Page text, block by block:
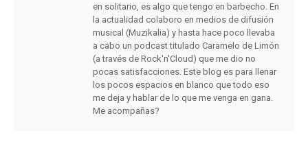
en solitario, es algo que tengo en barbecho. En
la actualidad colaboro en medios de difusión
musical (Muzikalia) y hasta hace poco llevaba
a cabo un podcast titulado Caramelo de Limón
(a través de Rock'n'Cloud) que me dio no
pocas satisfacciones. Este blog es para llenar
los pocos espacios en blanco que todo eso
me deja y hablar de lo que me venga en gana.
Me acompañas?